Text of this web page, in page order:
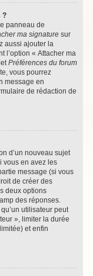
?
panneau de
ma signature sur
aussi ajouter la
l’option « Attacher ma
Préférences du forum
vous pourrez
message en
de rédaction de
d’un nouveau sujet
vous en avez les
message (si vous
de créer des
deux options
des réponses.
utilisateur peut
», limiter la durée
et enfin